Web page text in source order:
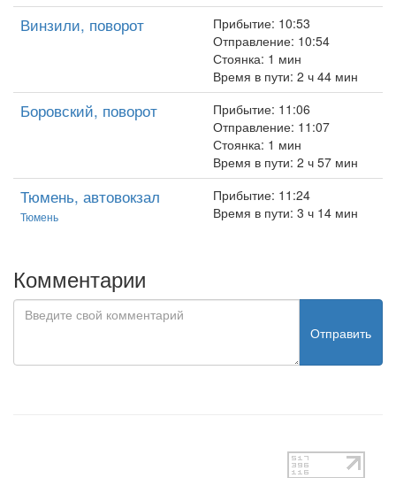
Винзили, поворот
Прибытие: 10:53
Отправление: 10:54
Стоянка: 1 мин
Время в пути: 2 ч 44 мин
Боровский, поворот
Прибытие: 11:06
Отправление: 11:07
Стоянка: 1 мин
Время в пути: 2 ч 57 мин
Тюмень, автовокзал
Тюмень
Прибытие: 11:24
Время в пути: 3 ч 14 мин
Комментарии
Отправить